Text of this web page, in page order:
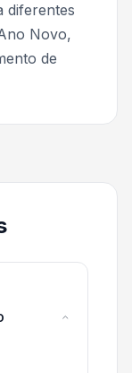
diferentes
Novo,
de